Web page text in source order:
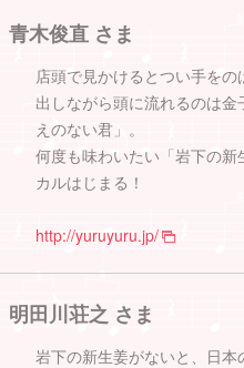
青木俊直 さま
店頭で見かけるとつい手を
出しながら頭に流れるのは
えのない君」。
何度も味わいたい「岩下の
カルはじまる！
http://yuruyuru.jp/
明田川荘之 さま
岩下の新生姜がないと、日